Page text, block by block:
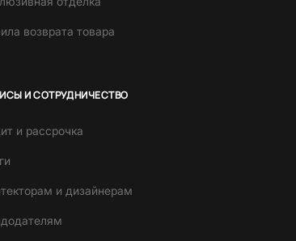
возврата товара
И СОТРУДНИЧЕСТВО
и рассрочка
и дизайнерам